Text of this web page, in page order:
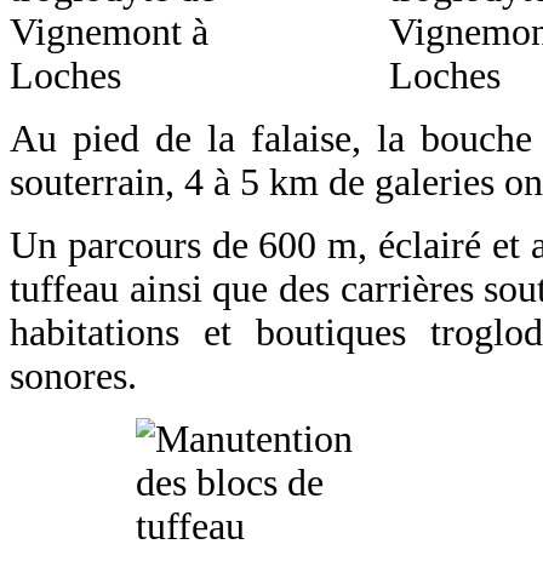
Au pied de la falaise, la
souterrain, 4 à 5 km de galeries
Un parcours de 600 m, éclairé
tuffeau ainsi que des carrières
habitations et boutiques
sonores.